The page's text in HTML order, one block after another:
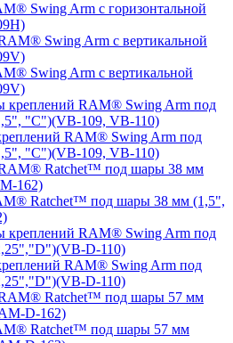
Swing Arm с горизонтальной
Swing Arm с вертикальной
RAM® Swing Arm под
"C")(VB-109, VB-110)
Ratchet™ под шары 38 мм (1,5",
RAM® Swing Arm под
D-110)
Ratchet™ под шары 57 мм